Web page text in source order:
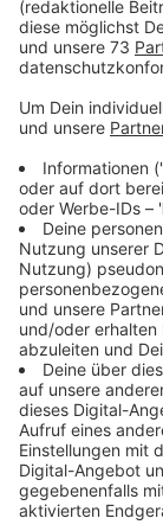
Anzeige
Toller
Anzeige
Am Freitag
12 Uhr können
verwandelt
Kleidung aller
Es stehen
Verfügung,
behalten: Jede
ihren eigenen
gehen